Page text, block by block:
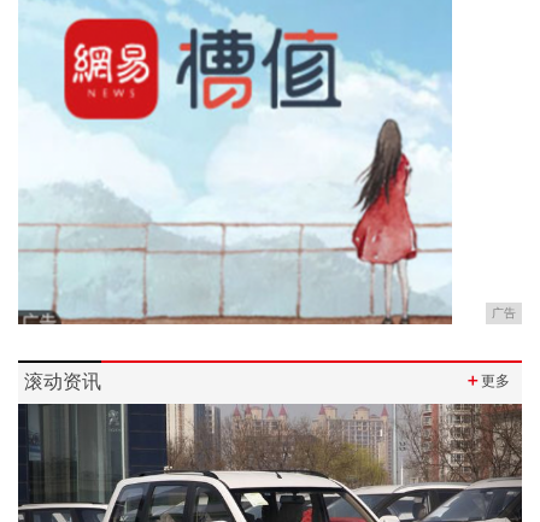
广告
滚动资讯 ＋更多
Previous Next